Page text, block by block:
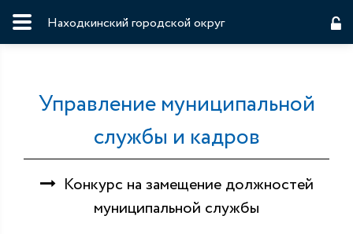
Находкинский городской округ
Управление муниципальной
службы и кадров
Конкурс на замещение должностей
муниципальной службы